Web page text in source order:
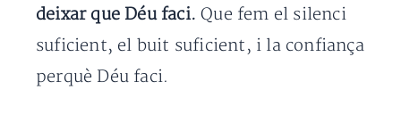
deixar que Déu faci. Que fem el silenci
suficient, el buit suficient, i la confiança
perquè Déu faci.